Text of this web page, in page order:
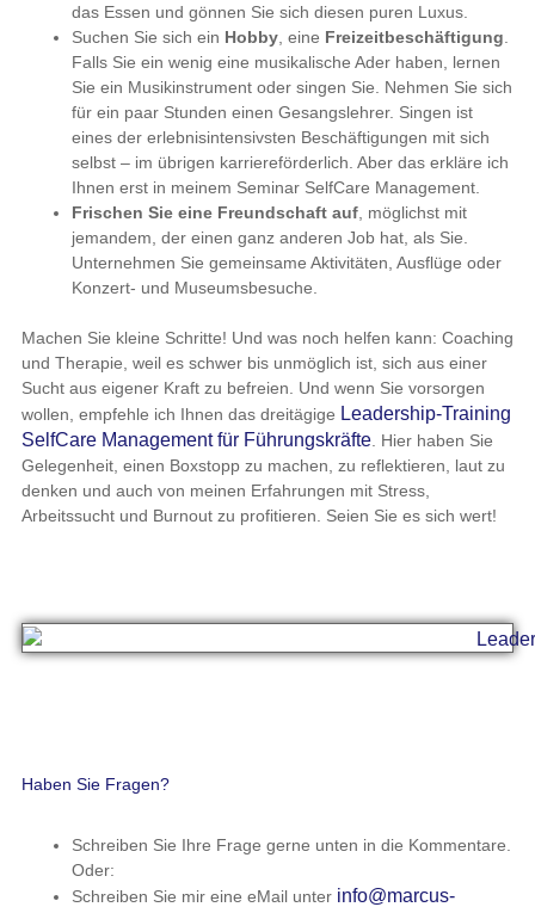
das Essen und gönnen Sie sich diesen puren Luxus.
Suchen Sie sich ein Hobby, eine Freizeitbeschäftigung
Falls Sie ein wenig eine musikalische Ader haben, lernen
Sie ein Musikinstrument oder singen Sie. Nehmen Sie sich
für ein paar Stunden einen Gesangslehrer. Singen ist
eines der erlebnisintensivsten Beschäftigungen mit sich
selbst – im übrigen karriereförderlich. Aber das erkläre ich
Ihnen erst in meinem Seminar SelfCare Management.
Frischen Sie eine Freundschaft auf, möglichst mit
jemandem, der einen ganz anderen Job hat, als Sie.
Unternehmen Sie gemeinsame Aktivitäten, Ausflüge oder
Konzert- und Museumsbesuche.
Machen Sie kleine Schritte! Und was noch helfen kann: Coaching
und Therapie, weil es schwer bis unmöglich ist, sich aus einer
Sucht aus eigener Kraft zu befreien. Und wenn Sie vorsorgen
wollen, empfehle ich Ihnen das dreitägige Leadership-Training
SelfCare Management für Führungskräfte. Hier haben Sie
Gelegenheit, einen Boxstopp zu machen, zu reflektieren, laut zu
denken und auch von meinen Erfahrungen mit Stress,
Arbeitssucht und Burnout zu profitieren. Seien Sie es sich wert!
Haben Sie Fragen?
Schreiben Sie Ihre Frage gerne unten in die Kommentare.
Oder:
Schreiben Sie mir eine eMail unter info@marcus-